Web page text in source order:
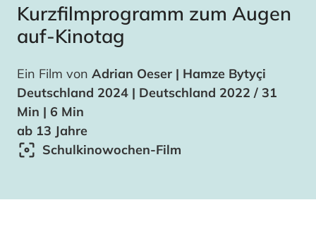
Kurzfilmprogramm zum Augen
auf-Kinotag
Ein Film von Adrian Oeser | Hamze Bytyçi
Deutschland 2024 | Deutschland 2022 / 31
Min | 6 Min
ab 13 Jahre
Schulkinowochen-Film